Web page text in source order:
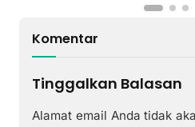
Komentar
Tinggalkan Balasan
Alamat email Anda tidak